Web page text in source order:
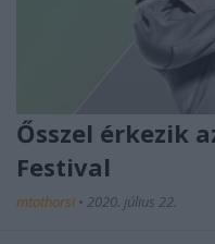
Ősszel érkezik
Festival
mtothorsi • 2020. július 22.